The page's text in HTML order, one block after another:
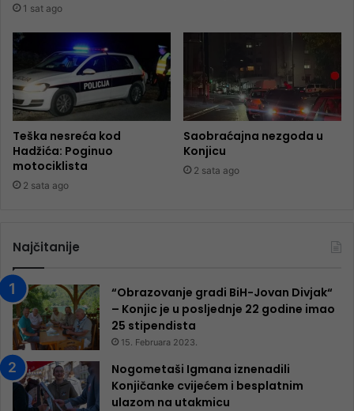
1 sat ago
Teška nesreća kod
Hadžića: Poginuo
motociklista
2 sata ago
Saobraćajna nezgoda u
Konjicu
2 sata ago
Najčitanije
“Obrazovanje gradi BiH-Jovan Divjak“
– Konjic je u posljednje 22 godine imao
25 ​​stipendista
15. Februara 2023.
Nogometaši Igmana iznenadili
Konjičanke cvijećem i besplatnim
ulazom na utakmicu